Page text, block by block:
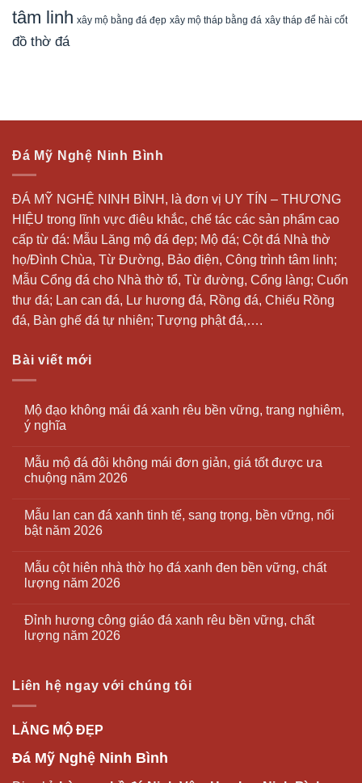
tâm linh xây mộ bằng đá đẹp xây mộ tháp bằng đá xây tháp để hài cốt
đồ thờ đá
Đá Mỹ Nghệ Ninh Bình
ĐÁ MỸ NGHỆ NINH BÌNH, là đơn vị UY TÍN – THƯƠNG
HIỆU trong lĩnh vực điêu khắc, chế tác các sản phẩm cao
cấp từ đá: Mẫu Lăng mộ đá đẹp; Mộ đá; Cột đá Nhà thờ
họ/Đình Chùa, Từ Đường, Bảo điện, Công trình tâm linh;
Mẫu Cổng đá cho Nhà thờ tổ, Từ đường, Cổng làng; Cuốn
thư đá; Lan can đá, Lư hương đá, Rồng đá, Chiếu Rồng
đá, Bàn ghế đá tự nhiên; Tượng phật đá,….
Bài viết mới
Mộ đạo không mái đá xanh rêu bền vững, trang nghiêm,
ý nghĩa
Mẫu mộ đá đôi không mái đơn giản, giá tốt được ưa
chuộng năm 2026
Mẫu lan can đá xanh tinh tế, sang trọng, bền vững, nổi
bật năm 2026
Mẫu cột hiên nhà thờ họ đá xanh đen bền vững, chất
lượng năm 2026
Đỉnh hương công giáo đá xanh rêu bền vững, chất
lượng năm 2026
Liên hệ ngay với chúng tôi
LĂNG MỘ ĐẸP
Đá Mỹ Nghệ Ninh Bình